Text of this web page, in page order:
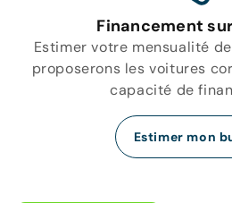
Financement
Estimer votre mensualité
proposerons les voitures
capacité de
Estimer mon